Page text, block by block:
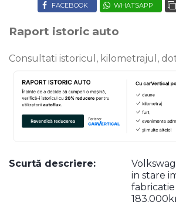
FACEBOOK WHATSAPP
Raport istoric auto
Consultati istoricul, kilometrajul,
Scurtă descriere:
in stare
fabricatie